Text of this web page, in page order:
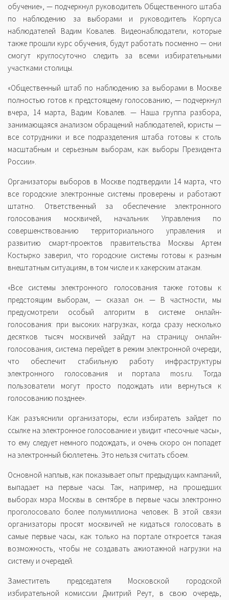
обучение», — подчеркнул руководитель Общественного штаба
по наблюдению за выборами и руководитель Корпуса
наблюдателей Вадим Ковалев. Видеонаблюдатели, которые
также прошли курс обучения, будут работать посменно — они
смогут круглосуточно следить за всеми избирательными
участками столицы.
«Общественный штаб по наблюдению за выборами в Москве
полностью готов к предстоящему голосованию, — подчеркнул
вчера, 14 марта, Вадим Ковалев. — Наша группа разбора,
занимающаяся анализом обращений наблюдателей, юристы —
все сотрудники и все подразделения штаба готовы к столь
масштабным и серьезным выборам, как выборы Президента
России».
Организаторы выборов в Москве подтвердили 14 марта, что
все городские электронные системы проверены и работают
штатно. Ответственный за обеспечение электронного
голосования москвичей, начальник Управления по
совершенствованию территориального управления и
развитию смарт-проектов правительства Москвы Артем
Костырко заверил, что городские системы готовы к разным
внештатным ситуациям, в том числе и к хакерским атакам.
«Все системы электронного голосования также готовы к
предстоящим выборам, — сказал он. — В частности, мы
предусмотрели особый алгоритм в системе онлайн-
голосования: при высоких нагрузках, когда сразу несколько
десятков тысяч москвичей зайдут на страницу онлайн-
голосования, система перейдет в режим электронной очереди,
что обеспечит стабильную работу инфраструктуры
электронного голосования и портала mos.ru. Тогда
пользователи могут просто подождать или вернуться к
голосованию позднее».
Как разъяснили организаторы, если избиратель зайдет по
ссылке на электронное голосование и увидит «песочные часы»,
то ему следует немного подождать, и очень скоро он попадет
на электронный бюллетень. Это нельзя считать сбоем.
Основной наплыв, как показывает опыт предыдущих кампаний,
выпадает на первые часы. Так, например, на прошедших
выборах мэра Москвы в сентябре в первые часы электронно
проголосовало более полумиллиона человек. В этой связи
организаторы просят москвичей не кидаться голосовать в
самые первые часы, как только на портале откроется такая
возможность, чтобы не создавать ажиотажной нагрузки на
систему и очередей.
Заместитель председателя Московской городской
избирательной комиссии Дмитрий Реут, в свою очередь,